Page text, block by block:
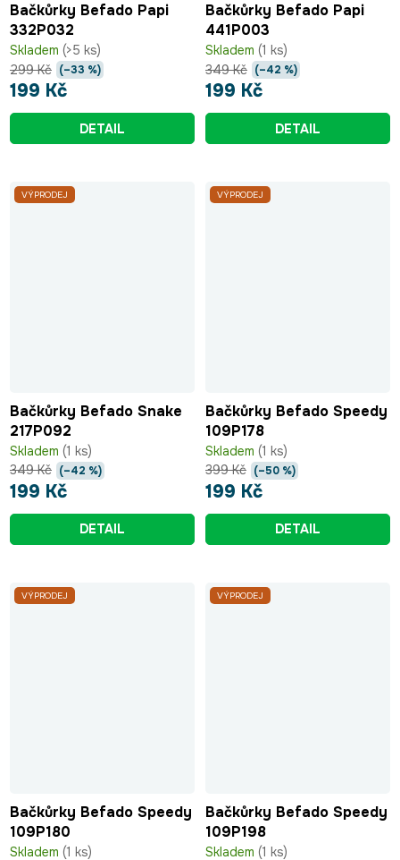
Bačkůrky Befado Papi
332P032
Skladem (>5 ks)
199 Kč
299 Kč (–33 %)
DETAIL
Bačkůrky Befado Papi
441P003
Skladem (1 ks)
199 Kč
349 Kč (–42 %)
DETAIL
VÝPRODEJ
Bačkůrky Befado Snake
217P092
Skladem (1 ks)
199 Kč
349 Kč (–42 %)
DETAIL
VÝPRODEJ
Bačkůrky Befado Speedy
109P178
Skladem (1 ks)
199 Kč
399 Kč (–50 %)
DETAIL
VÝPRODEJ
Bačkůrky Befado Speedy
109P180
Skladem (1 ks)
VÝPRODEJ
Bačkůrky Befado Speedy
109P198
Skladem (1 ks)